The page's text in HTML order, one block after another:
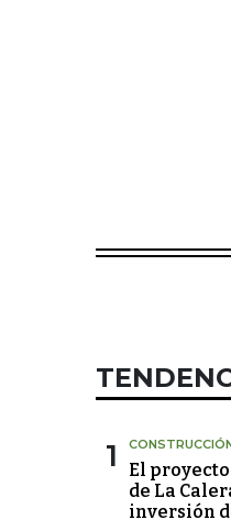
1
El
de La
inversión